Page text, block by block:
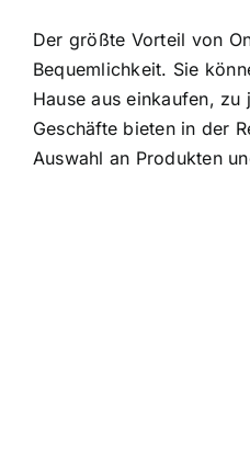
Der größte Vorteil von
Bequemlichkeit. Sie
Hause aus einkaufen,
Geschäfte bieten in der
Auswahl an Produkten